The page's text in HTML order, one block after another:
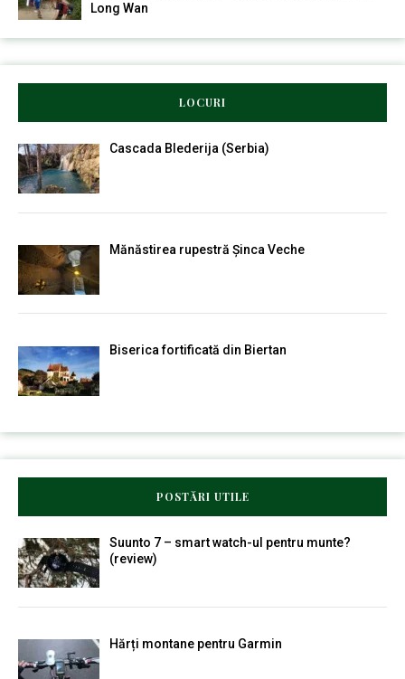
Long Wan
LOCURI
Cascada Blederija (Serbia)
Mănăstirea rupestră Șinca Veche
Biserica fortificată din Biertan
POSTĂRI UTILE
Suunto 7 – smart watch-ul pentru munte?
(review)
Hărți montane pentru Garmin